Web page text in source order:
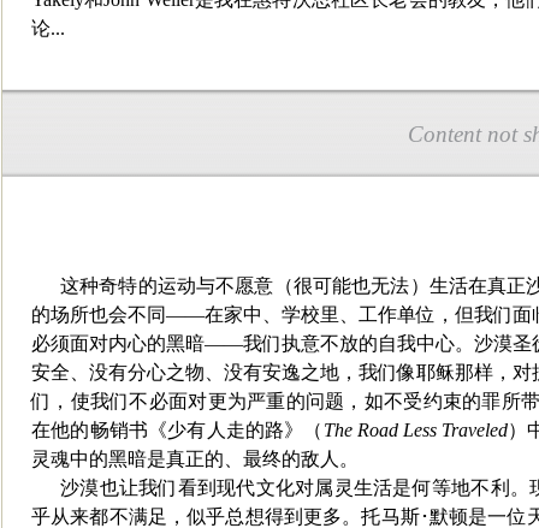
论...
Content not
这种奇特的运动与不愿意（很可能也无法）生活在真正
的场所也会不同——在家中、学校里、工作单位，但我们面
必须面对内心的黑暗——我们执意不放的自我中心。沙漠
安全、没有分心之物、没有安逸之地，我们像耶稣那样，对
们，使我们不必面对更为严重的问题，如不受约束的罪所
在他的畅销书《少有人走的路》（ The Road Less Traveled）
灵魂中的黑暗是真正的、最终的敌人。
沙漠也让我们看到现代文化对属灵生活是何等地不利
乎从来都不满足，似乎总想得到更多。托马斯･默顿是一